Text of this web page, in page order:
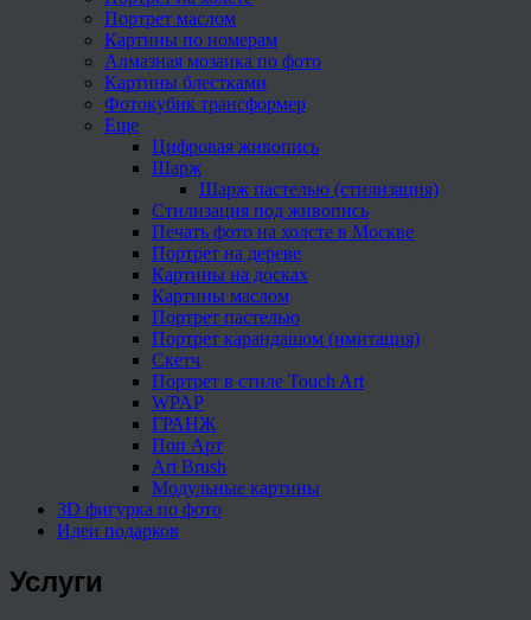
Портрет маслом
Картины по номерам
Алмазная мозаика по фото
Картины блестками
Фотокубик трансформер
Еще
Цифровая живопись
Шарж
Шарж пастелью (стилизация)
Стилизация под живопись
Печать фото на холсте в Москве
Портрет на дереве
Картины на досках
Картины маслом
Портрет пастелью
Портрет карандашом (имитация)
Скетч
Портрет в стиле Touch Art
WPAP
ГРАНЖ
Поп Арт
Art Brush
Модульные картины
3D фигурка по фото
Идеи подарков
Услуги